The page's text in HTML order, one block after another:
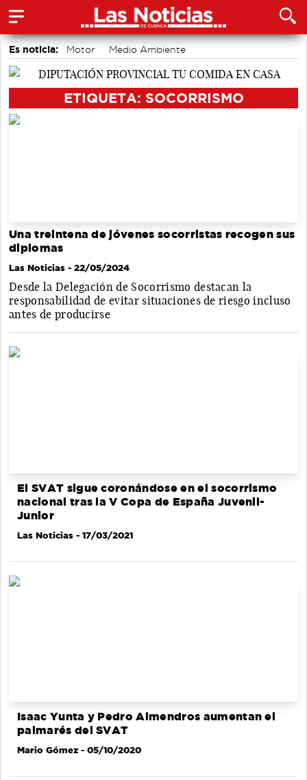
Es noticia: Motor
Medio Ambiente
Actividades culturales en Cuenca
ETIQUETA: SOCORRISMO
Una treintena de jóvenes socorristas recogen sus
diplomas
Las Noticias - 22/05/2024
Desde la Delegación de Socorrismo destacan la
responsabilidad de evitar situaciones de riesgo incluso
antes de producirse
El SVAT sigue coronándose en el socorrismo
nacional tras la V Copa de España Juvenil-
Junior
Las Noticias - 17/03/2021
Isaac Yunta y Pedro Almendros aumentan el
palmarés del SVAT
Mario Gómez - 05/10/2020